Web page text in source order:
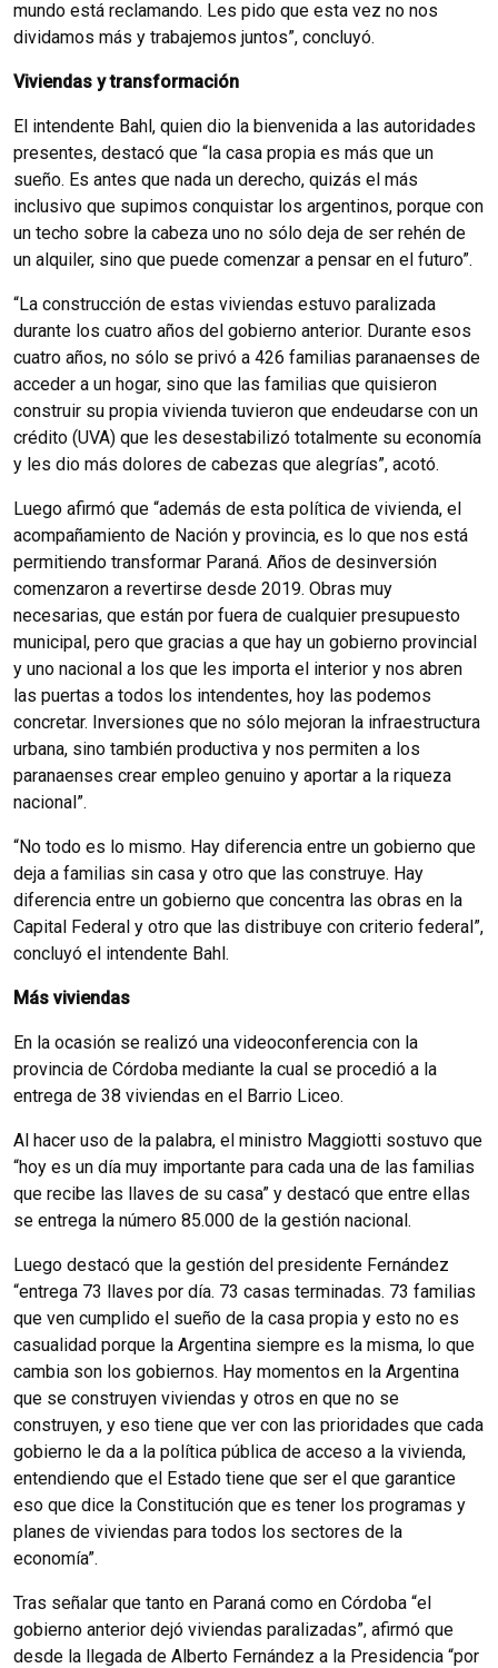
mundo está reclamando. Les pido que esta vez no nos
dividamos más y trabajemos juntos”, concluyó.
Viviendas y transformación
El intendente Bahl, quien dio la bienvenida a las autoridades
presentes, destacó que “la casa propia es más que un
sueño. Es antes que nada un derecho, quizás el más
inclusivo que supimos conquistar los argentinos, porque con
un techo sobre la cabeza uno no sólo deja de ser rehén de
un alquiler, sino que puede comenzar a pensar en el futuro”.
“La construcción de estas viviendas estuvo paralizada
durante los cuatro años del gobierno anterior. Durante esos
cuatro años, no sólo se privó a 426 familias paranaenses de
acceder a un hogar, sino que las familias que quisieron
construir su propia vivienda tuvieron que endeudarse con un
crédito (UVA) que les desestabilizó totalmente su economía
y les dio más dolores de cabezas que alegrías”, acotó.
Luego afirmó que “además de esta política de vivienda, el
acompañamiento de Nación y provincia, es lo que nos está
permitiendo transformar Paraná. Años de desinversión
comenzaron a revertirse desde 2019. Obras muy
necesarias, que están por fuera de cualquier presupuesto
municipal, pero que gracias a que hay un gobierno provincial
y uno nacional a los que les importa el interior y nos abren
las puertas a todos los intendentes, hoy las podemos
concretar. Inversiones que no sólo mejoran la infraestructura
urbana, sino también productiva y nos permiten a los
paranaenses crear empleo genuino y aportar a la riqueza
nacional”.
“No todo es lo mismo. Hay diferencia entre un gobierno que
deja a familias sin casa y otro que las construye. Hay
diferencia entre un gobierno que concentra las obras en la
Capital Federal y otro que las distribuye con criterio federal”,
concluyó el intendente Bahl.
Más viviendas
En la ocasión se realizó una videoconferencia con la
provincia de Córdoba mediante la cual se procedió a la
entrega de 38 viviendas en el Barrio Liceo.
Al hacer uso de la palabra, el ministro Maggiotti sostuvo que
“hoy es un día muy importante para cada una de las familias
que recibe las llaves de su casa” y destacó que entre ellas
se entrega la número 85.000 de la gestión nacional.
Luego destacó que la gestión del presidente Fernández
“entrega 73 llaves por día. 73 casas terminadas. 73 familias
que ven cumplido el sueño de la casa propia y esto no es
casualidad porque la Argentina siempre es la misma, lo que
cambia son los gobiernos. Hay momentos en la Argentina
que se construyen viviendas y otros en que no se
construyen, y eso tiene que ver con las prioridades que cada
gobierno le da a la política pública de acceso a la vivienda,
entendiendo que el Estado tiene que ser el que garantice
eso que dice la Constitución que es tener los programas y
planes de viviendas para todos los sectores de la
economía”.
Tras señalar que tanto en Paraná como en Córdoba “el
gobierno anterior dejó viviendas paralizadas”, afirmó que
desde la llegada de Alberto Fernández a la Presidencia “por